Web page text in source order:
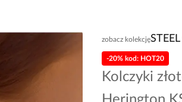
zobacz kolekcję
Kolczyki
-20% kod: HOT20